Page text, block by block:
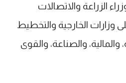
الزراعة والاتصالات
وزارات الخارجية والتخطيط
والمالية، والصناعة، والقوى